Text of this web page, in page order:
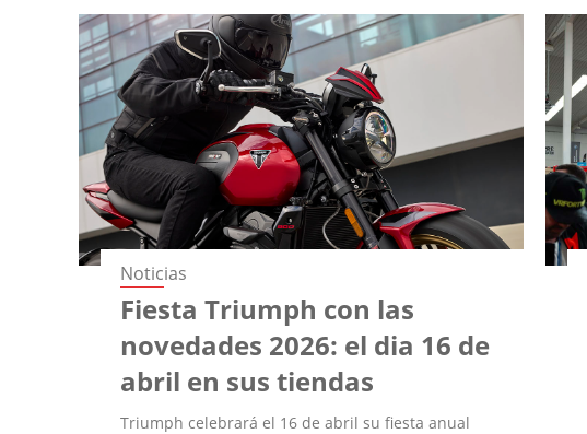
Noticias
Fiesta Triumph con las
novedades 2026: el dia 16 de
abril en sus tiendas
Triumph celebrará el 16 de abril su fiesta anual